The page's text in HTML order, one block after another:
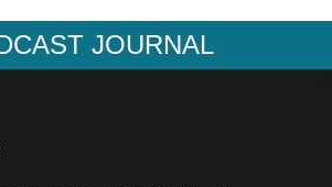
JOURNAL